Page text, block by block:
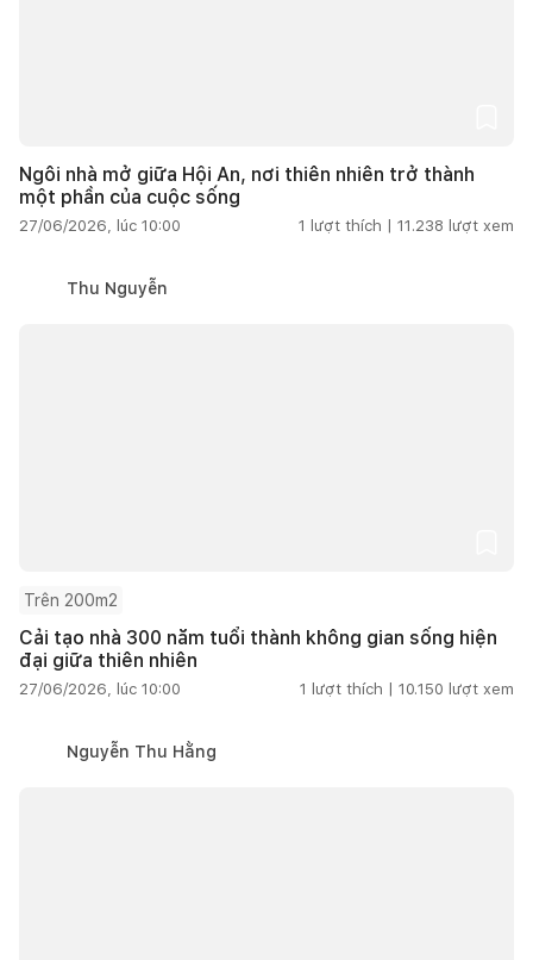
Ngôi nhà mở giữa Hội An, nơi thiên nhiên trở thành
một phần của cuộc sống
27/06/2026, lúc 10:00 1 lượt thích | 11.238 lượt xem
Thu Nguyễn
Trên 200m2
Cải tạo nhà 300 năm tuổi thành không gian sống hiện
đại giữa thiên nhiên
27/06/2026, lúc 10:00 1 lượt thích | 10.150 lượt xem
Nguyễn Thu Hằng